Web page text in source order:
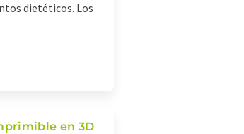
dietéticos. Los
en 3D